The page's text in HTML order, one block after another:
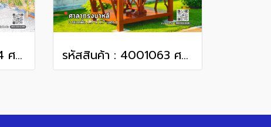
รหัสสินค้า : 4001064 ศาลาไม้ทรงไทย ขนาดพื้น 2.5 x 5 เมตร รหัสสินค้า : 4001063 ศาลาทรงบาหลี ขนาดพื้น 1.7 x 1.7 เมตร